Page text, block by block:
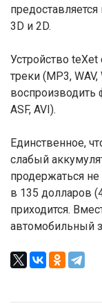
3D и 2D.
Устройство
треки (MP3, WAV,
воспроизводить
ASF, AVI).
Единственное,
слабый
продержаться
в 135 долларов
приходится.
автомобильный